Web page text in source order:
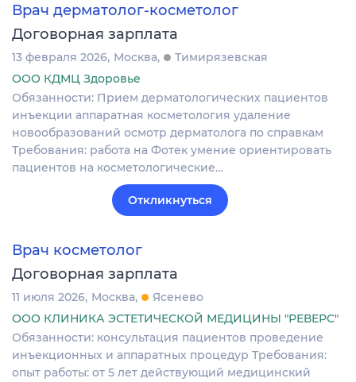
Врач дерматолог-косметолог
Договорная зарплата
13 февраля 2026 Москва
Тимирязевская
ООО КДМЦ Здоровье
Обязанности: Прием дерматологических пациентов
инъекции аппаратная косметология удаление
новообразований осмотр дерматолога по справкам
Требования: работа на Фотек умение ориентировать
пациентов на косметологические…
Откликнуться
Врач косметолог
Договорная зарплата
11 июля 2026 Москва
Ясенево
ООО КЛИНИКА ЭСТЕТИЧЕСКОЙ МЕДИЦИНЫ "РЕВЕРС"
Обязанности: консультация пациентов проведение
инъекционных и аппаратных процедур Требования:
опыт работы: от 5 лет действующий медицинский